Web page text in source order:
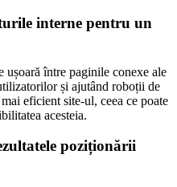
interne pentru un
între paginile conexe ale
și ajutând roboții de
eficient site-ul, ceea ce poate
acesteia.
poziționării